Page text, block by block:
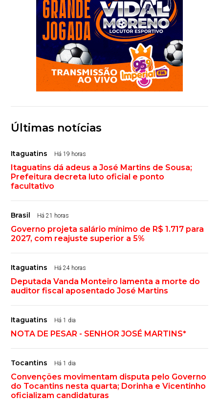
Últimas notícias
Itaguatins Há 19 horas
Itaguatins dá adeus a José Martins de Sousa;
Prefeitura decreta luto oficial e ponto
facultativo
Brasil Há 21 horas
Governo projeta salário mínimo de R$ 1.717 para
2027, com reajuste superior a 5%
Itaguatins Há 24 horas
Deputada Vanda Monteiro lamenta a morte do
auditor fiscal aposentado José Martins
Itaguatins Há 1 dia
NOTA DE PESAR - SENHOR JOSÉ MARTINS*
Tocantins Há 1 dia
Convenções movimentam disputa pelo Governo
do Tocantins nesta quarta; Dorinha e Vicentinho
oficializam candidaturas